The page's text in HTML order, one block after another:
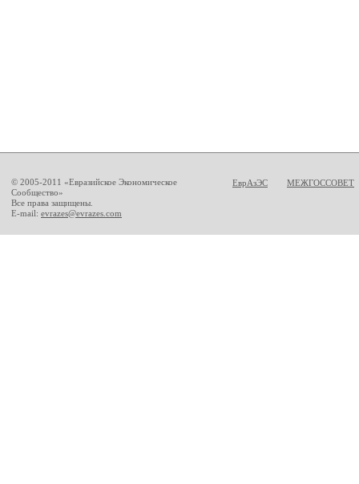
© 2005-2011 «Евразийское Экономическое
Сообщество»
Все права защищены.
E-mail: evrazes@evrazes.com
ЕврАзЭС МЕЖГОССОВЕТ